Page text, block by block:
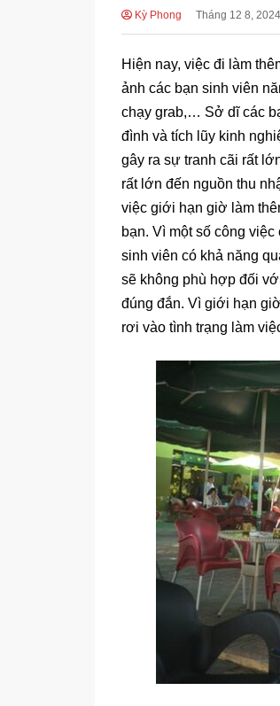
Kỳ Phong Tháng 12 8,
Hiện nay, việc đi làm
ảnh các bạn sinh viên
chạy grab,… Sở dĩ các
đình và tích lũy kinh
gây ra sự tranh cãi rất
rất lớn đến nguồn thu
việc giới hạn giờ làm
bạn. Vì một số công
sinh viên có khả năng
sẽ không phù hợp đối
đúng đắn. Vì giới hạn
rơi vào tình trạng làm